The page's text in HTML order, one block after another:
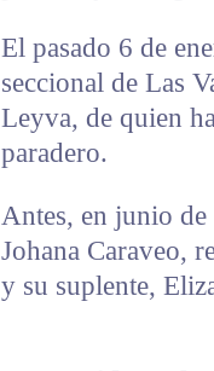
El pasado 6 de
seccional de Las
Leyva, de quien
paradero.
Antes, en junio
Johana Caraveo,
y su suplente,